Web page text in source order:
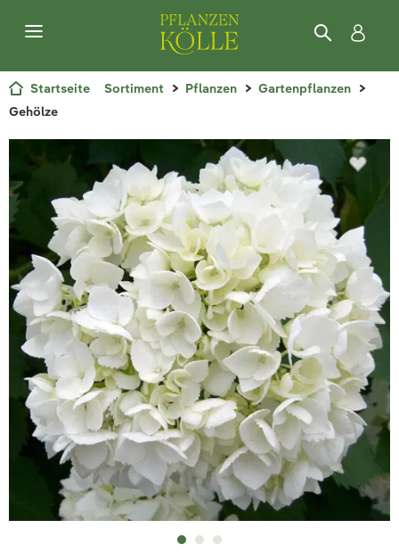
Startseite Sortiment Pflanzen
Gartenpflanzen
Gehölze